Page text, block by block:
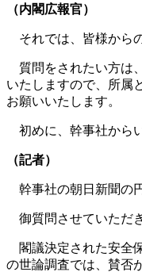
（内閣広報官）
それでは、皆様から
質問をされたい方は
いたしますので、所属
お願いいたします。
初めに、幹事社から
（記者）
幹事社の朝日新聞の
御質問させていただ
閣議決定された安全
の世論調査では、賛否